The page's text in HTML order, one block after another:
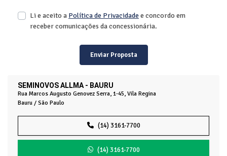
SEMINOVOS ALLMA - BAURU
Rua Marcos Augusto Genovez Serra, 1-45, Vila Regina
Bauru / São Paulo
(14) 3161-7700
(14) 3161-7700
Li e aceito a Política de Privacidadee concordo em
receber comunicações da concessionária.
Enviar Proposta